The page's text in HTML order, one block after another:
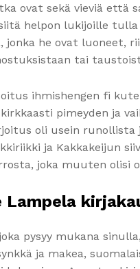
ovat sekä vieviä että
helpon lukijoille tulla
jonka he ovat luoneet,
tai
ihmishengen fi
pimeyden ja
oli usein runollista
ja Kakkakeijun
joka muuten olisi
Lampela
pysyy mukana
ja makea,